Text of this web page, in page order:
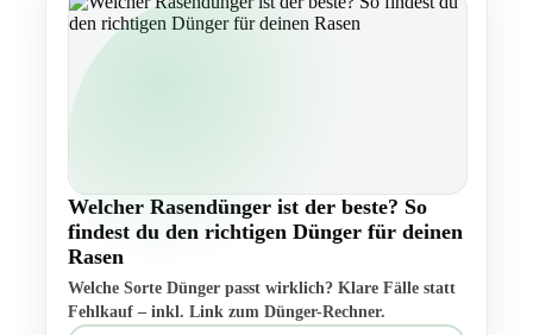
Welcher Rasendünger ist der beste? So
findest du den richtigen Dünger für deinen
Rasen
Welche Sorte Dünger passt wirklich? Klare Fälle statt
Fehlkauf – inkl. Link zum Dünger-Rechner.